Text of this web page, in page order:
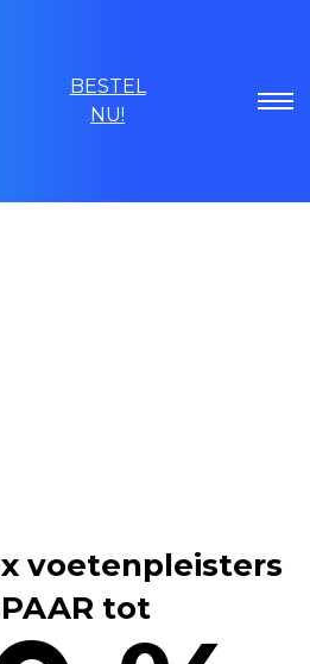
BESTEL
NU!
voetenpleisters
tot